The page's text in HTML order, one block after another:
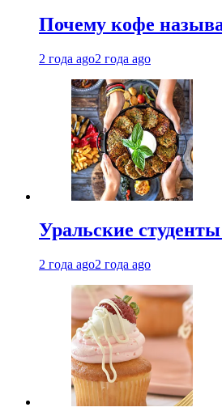
Почему кофе
2 года ago2 года ago
Уральские
2 года ago2 года ago